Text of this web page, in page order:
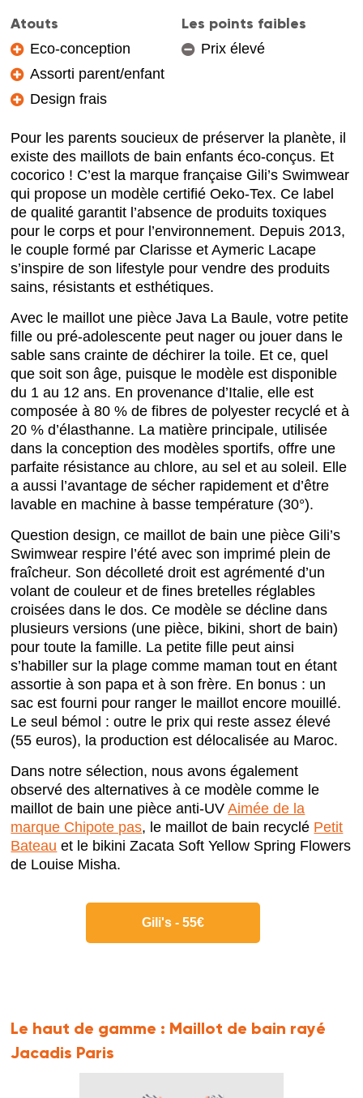
Atouts
Eco-conception
Assorti parent/enfant
Design frais
Les points faibles
Prix élevé
Pour les parents soucieux de préserver la planète, il
existe des maillots de bain enfants éco-conçus. Et
cocorico ! C’est la marque française Gili’s Swimwear
qui propose un modèle certifié Oeko-Tex. Ce label
de qualité garantit l’absence de produits toxiques
pour le corps et pour l’environnement. Depuis 2013,
le couple formé par Clarisse et Aymeric Lacape
s’inspire de son lifestyle pour vendre des produits
sains, résistants et esthétiques.
Avec le maillot une pièce Java La Baule, votre petite
fille ou pré-adolescente peut nager ou jouer dans le
sable sans crainte de déchirer la toile. Et ce, quel
que soit son âge, puisque le modèle est disponible
du 1 au 12 ans. En provenance d’Italie, elle est
composée à 80 % de fibres de polyester recyclé et à
20 % d’élasthanne. La matière principale, utilisée
dans la conception des modèles sportifs, offre une
parfaite résistance au chlore, au sel et au soleil. Elle
a aussi l’avantage de sécher rapidement et d’être
lavable en machine à basse température (30°).
Question design, ce maillot de bain une pièce Gili’s
Swimwear respire l’été avec son imprimé plein de
fraîcheur. Son décolleté droit est agrémenté d’un
volant de couleur et de fines bretelles réglables
croisées dans le dos. Ce modèle se décline dans
plusieurs versions (une pièce, bikini, short de bain)
pour toute la famille. La petite fille peut ainsi
s’habiller sur la plage comme maman tout en étant
assortie à son papa et à son frère. En bonus : un
sac est fourni pour ranger le maillot encore mouillé.
Le seul bémol : outre le prix qui reste assez élevé
(55 euros), la production est délocalisée au Maroc.
Dans notre sélection, nous avons également
observé des alternatives à ce modèle comme le
maillot de bain une pièce anti-UVAimée de la
marque Chipote pas, le maillot de bain recyclé Petit
Bateau et le bikini Zacata Soft Yellow Spring Flowers
de Louise Misha.
Gili's - 55€
Le haut de gamme : Maillot de bain rayé
Jacadis Paris